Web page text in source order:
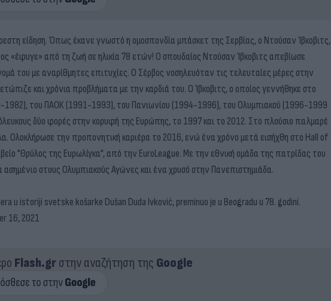
είδηση. Όπως έκανε γνωστό η ομοσπονδία μπάσκετ της Σερβίας, ο Ντούσαν Ίβκοβιτς,
«έφυγε» από τη ζωή σε ηλικία 78 ετών! Ο σπουδαίος Ντούσαν Ίβκοβιτς απεβίωσε
του με αναρίθμητες επιτυχίες. Ο Σέρβος νοσηλευόταν τις τελευταίες μέρες στην
και χρόνια προβλήματα με την καρδιά του. Ο Ίβκοβιτς, ο οποίος γεννήθηκε στο
1982), του ΠΑΟΚ (1991-1993), του Πανιωνίου (1994-1996), του Ολυμπιακού (1996-1999
δύο φορές στην κορυφή της Ευρώπης, το 1997 και το 2012. Στο πλούσιο παλμαρέ
Ολοκλήρωσε την προπονητική καριέρα το 2016, ενώ ένα χρόνο μετά εισήχθη στο Hall of
"Θρύλος της Ευρωλίγκα", από την EuroLeague. Με την εθνική ομάδα της πατρίδας του
στους Ολυμπιακούς Αγώνες και ένα χρυσό στην Πανεπιστημιάδα.
u istoriji svetske košarke Dušan Duda Ivković, preminuo je u Beogradu u 78. godini.
16, 2021
Flash.grστην αναζήτηση της Google